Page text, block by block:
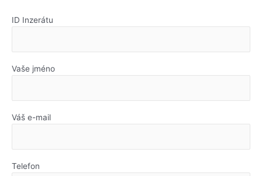
ID Inzerátu
Vaše jméno
Váš e-mail
Telefon